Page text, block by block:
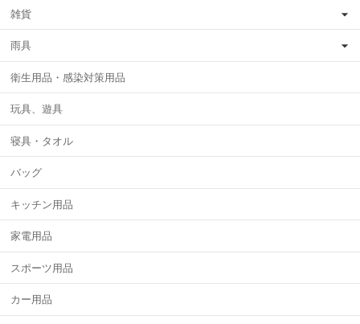
雑貨
雨具
衛生用品・感染対策用品
玩具、遊具
寝具・タオル
バッグ
キッチン用品
家電用品
スポーツ用品
カー用品